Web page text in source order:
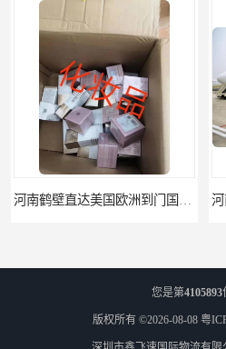
您是第4105893
版权所有 ©2026-08-08 粤